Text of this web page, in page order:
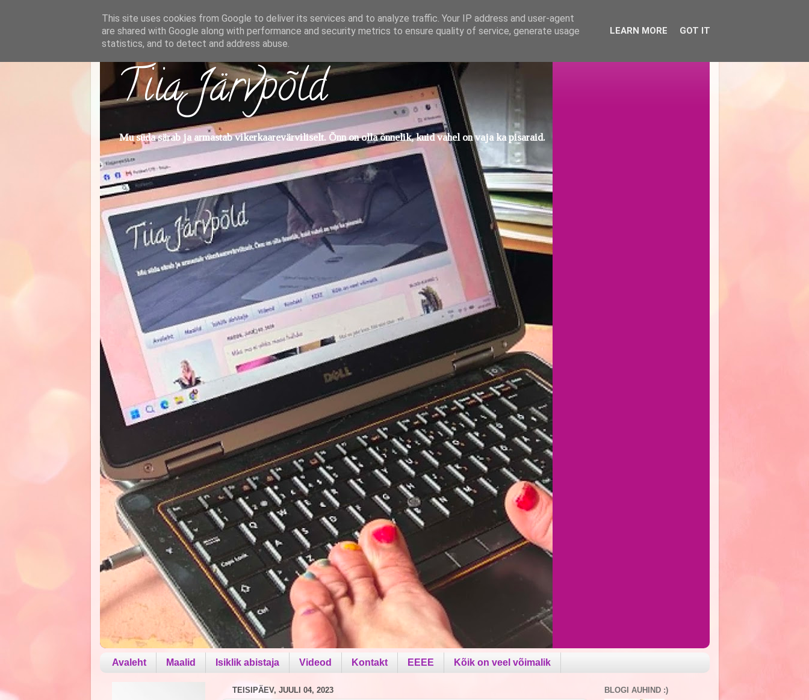
Tiia Järvpõld
Mu süda särab ja armastab vikerkaarevärviliselt. Õnn on olla õnnelik, kuid vahel on vaja ka pisaraid.
Avaleht Maalid Isiklik abistaja Videod Kontakt EEEE Kõik on veel võimalik
TEISIPÄEV, JUULI 04, 2023 BLOGI AUHIND :)
This site uses cookies from Google to deliver its services and to analyze traffic. Your IP address and user-agent
are shared with Google along with performance and security metrics to ensure quality of service, generate usage
statistics, and to detect and address abuse.
LEARN MORE GOT IT